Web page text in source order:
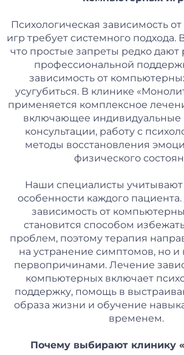
Психологическая зависимость
игр требует системного подхода.
что простые запреты редко дают
профессиональной
зависимость от
усугубиться. В клинике
применяется комплексное
включающее индивидуальные
консультации, работу с
методы восстановления
физического
Наши специалисты
особенности каждого
зависимость от
становится способом
проблем, поэтому терапия
на устранение симптомов, но и
первопричинами. Лечение
компьютерных включает
поддержку, помощь в
образа жизни и обучение
временем.
Почему выбирают клинику